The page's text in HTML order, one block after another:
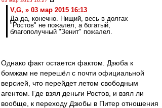
V,G, » 03 мар 2015 16:13
Да-да, конечно. Нищий, весь в долгах
"Ростов" не пожалел, а богатый,
благополучный "Зенит" пожалел.
Однако факт остается фактом. Дзюба к
бомжам не перешёл с почти официальной
версией, что перейдет летом свободным
агентом. Где взял деньги Ростов, и взял ли
вообще, к переходу Дзюбы в Питер отношения